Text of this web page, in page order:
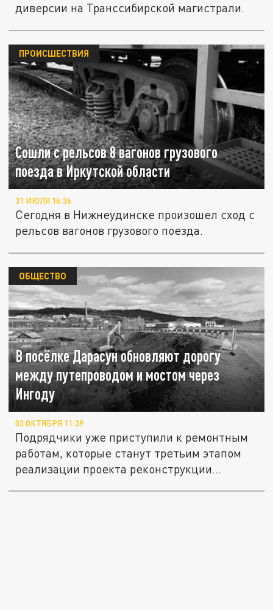
диверсии на Транссибирской магистрали.
Сошли с рельсов 8 вагонов грузового
поезда в Иркутской области
ПРОИСШЕСТВИЯ
31 ИЮЛЯ 16:36
Сегодня в Нижнеудинске произошел сход с
рельсов вагонов грузового поезда.
В посёлке Дарасун обновляют дорогу
между путепроводом и мостом через
Ингоду
ОБЩЕСТВО
03 ОКТЯБРЯ 11:39
Подрядчики уже приступили к ремонтным
работам, которые станут третьим этапом
реализации проекта реконструкции...